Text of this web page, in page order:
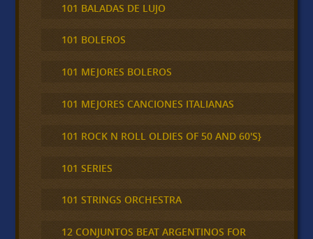
101 BALADAS DE LUJO
101 BOLEROS
101 MEJORES BOLEROS
101 MEJORES CANCIONES ITALIANAS
101 ROCK N ROLL OLDIES OF 50 AND 60'S}
101 SERIES
101 STRINGS ORCHESTRA
12 CONJUNTOS BEAT ARGENTINOS FOR